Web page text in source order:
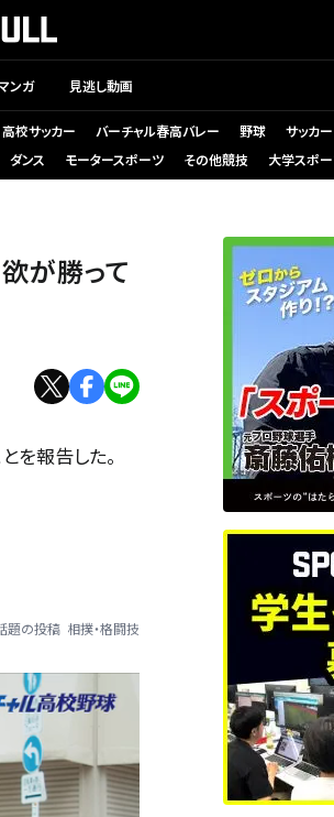
ンガ 見逃し動画
高校サッカー バーチャル春高バレー 野球 サッカー
ダンス モータースポーツ その他競技 大学スポ
が勝って
を報告した。
題の投稿 相撲・格闘技